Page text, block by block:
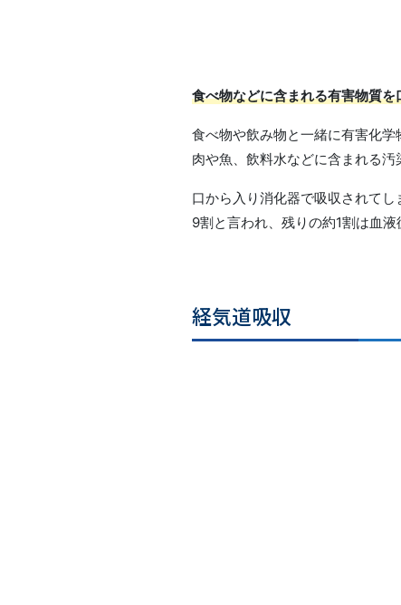
食べ物などに含まれる有害物質を
食べ物や飲み物と一緒に有害化
肉や魚、飲料水などに含まれる汚
口から入り消化器で吸収されて
9割と言われ、残りの約1割は血
経気道吸収